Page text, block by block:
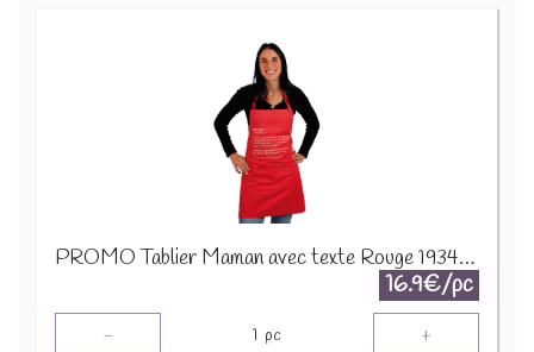
PROMO Tablier Maman avec texte Rouge 19346 1690
16.9€/pc
- 1 pc +